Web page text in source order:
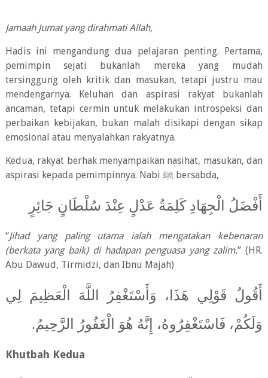
Jamaah Jumat yang dirahmati Allah,
Hadis ini mengandung dua pelajaran penting. Pertama,
pemimpin sejati bukanlah mereka yang mudah
tersinggung oleh kritik dan masukan, tetapi justru mau
mendengarnya. Keluhan dan aspirasi rakyat bukanlah
ancaman, tetapi cermin untuk melakukan introspeksi dan
perbaikan kebijakan, bukan malah disikapi dengan sikap
emosional atau menyalahkan rakyatnya.
Kedua, rakyat berhak menyampaikan nasihat, masukan, dan
aspirasi kepada pemimpinnya. Nabi ﷺ bersabda,
أَفْضَلُ الْجِهَادِ كَلِمَةُ عَدْلٍ عِنْدَ سُلْطَانٍ جَائِرٍ
“Jihad yang paling utama ialah mengatakan kebenaran
(berkata yang baik) di hadapan penguasa yang zalim.” (HR.
Abu Dawud, Tirmidzi, dan Ibnu Majah)
أَقُولُ قَوْلِي هَذَا، وَأَسْتَغْفِرُ اللَّهَ الْعَظِيمَ لِي
وَلَكُمْ، فَاسْتَغْفِرُوهُ، إِنَّهُ هُوَ الْغَفُورُ الرَّحِيمُ.
Khutbah Kedua